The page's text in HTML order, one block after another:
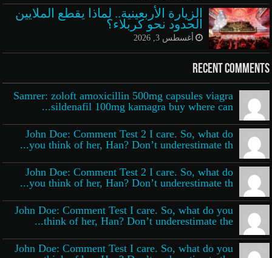
الزيارة الأربعينية.. لماذا يقطع الملايين
الحدود نحو كربلاء؟
أغسطس 3, 2026
Recent Comments
Samrer: zoloft amoxicillin 500mg capsules viagra
sildenafil 100mg kamagra buy where can...
John Doe: Comment Test 2 I care. So, what do
you think of her, Han? Don’t underestimate th...
John Doe: Comment Test 2 I care. So, what do
you think of her, Han? Don’t underestimate th...
John Doe: Comment Test I care. So, what do you
think of her, Han? Don’t underestimate the...
John Doe: Comment Test I care. So, what do you